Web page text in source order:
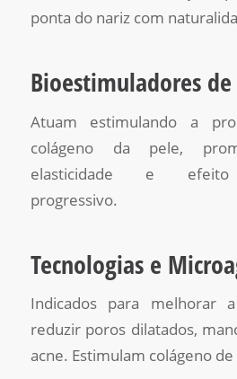
ponta do nariz com
Bioestimuladores de
Atuam estimulando a
colágeno da pele,
elasticidade e efeito
progressivo.
Tecnologias e
Indicados para melhorar
reduzir poros dilatados,
acne. Estimulam colágeno